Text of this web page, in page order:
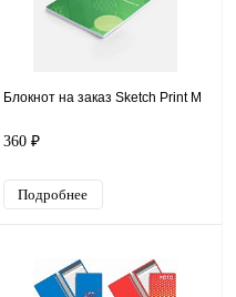
Блокнот на заказ Sketch Print M
360 ₽
Подробнее